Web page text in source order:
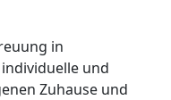
in
und
Zuhause und